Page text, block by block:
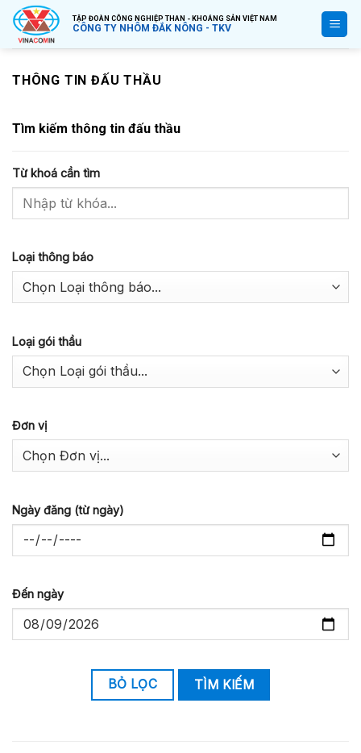
Bỏ
qua
nội
TẬP ĐOÀN CÔNG NGHIỆP THAN - KHOÁNG SẢN VIỆT NAM
CÔNG TY NHÔM ĐẮK NÔNG - TKV
THÔNG TIN ĐẤU THẦU
Tìm kiếm thông tin đấu thầu
Từ khoá cần tìm
Loại thông báo
Loại gói thầu
Đơn vị
Ngày đăng (từ ngày)
Đến ngày
BỎ LỌC TÌM KIẾM